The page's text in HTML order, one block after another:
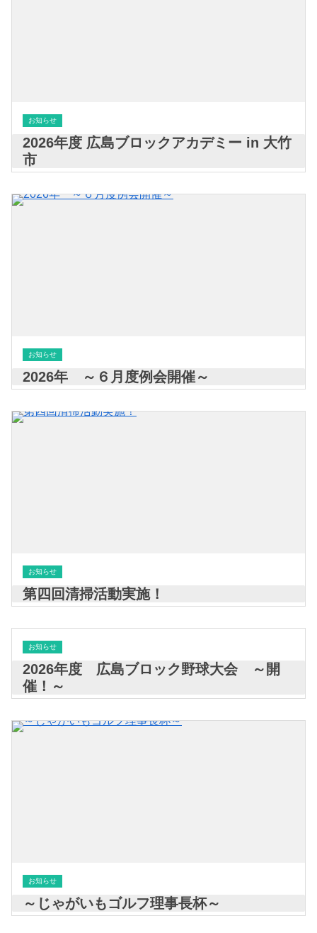
お知らせ
2026年度 広島ブロックアカデミー in 大竹
市
お知らせ
2026年 ～６月度例会開催～
お知らせ
第四回清掃活動実施！
お知らせ
2026年度 広島ブロック野球大会 ～開
催！～
お知らせ
～じゃがいもゴルフ理事長杯～